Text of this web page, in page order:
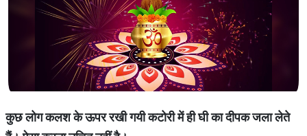
कुछ लोग कलश के ऊपर रखी गयी कटोरी में ही घी का दीपक जला लेते